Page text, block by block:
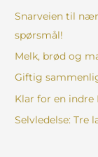
t
t
e
Snarveien til
spørsmål!
Melk, brød og
Giftig
Klar for en indre
Selvledelse: Tre